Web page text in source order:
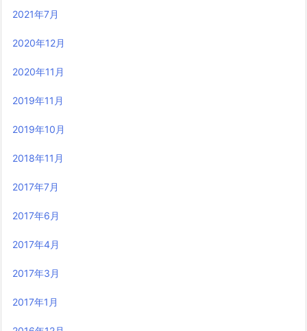
2021年7月
2020年12月
2020年11月
2019年11月
2019年10月
2018年11月
2017年7月
2017年6月
2017年4月
2017年3月
2017年1月